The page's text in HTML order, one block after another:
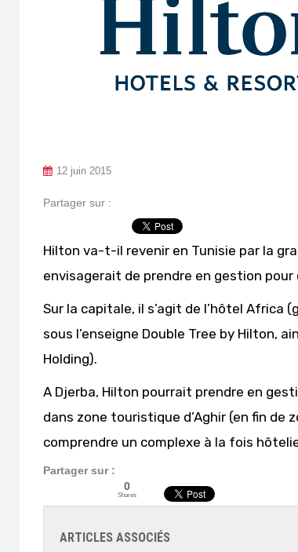
12 juin 2015
Partager sur :
Hilton va-t-il revenir en Tunisie par la
envisagerait de prendre en gestion
Sur la capitale, il s’agit de l’hôtel Africa
sous l’enseigne Double Tree by Hilton,
Holding).
A Djerba, Hilton pourrait prendre en
dans zone touristique d’Aghir (en fin
comprendre un complexe à la fois
Partager sur :
0
Shares
ARTICLES ASSOCIÉS